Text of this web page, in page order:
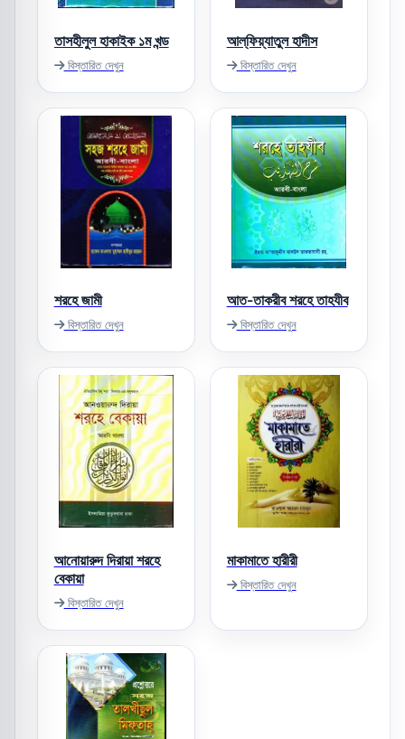
তাসহীলুল হাকাইক ১ম খন্ড
বিস্তারিত দেখুন
আল্‌ফিয়্যাতুল হাদীস
বিস্তারিত দেখুন
শরহে জামী
বিস্তারিত দেখুন
আত-তাকরীব শরহে তাহযীব
বিস্তারিত দেখুন
আনোয়ারুদ দিরায়া শরহে
বেকায়া
বিস্তারিত দেখুন
মাকামাতে হারীরী
বিস্তারিত দেখুন